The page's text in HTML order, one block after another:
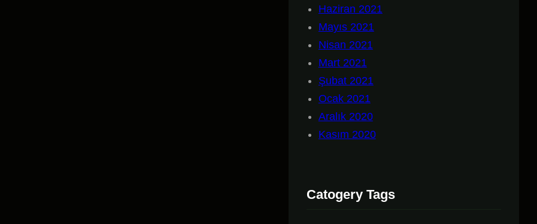
Haziran 2021
Mayıs 2021
Nisan 2021
Mart 2021
Şubat 2021
Ocak 2021
Aralık 2020
Kasım 2020
Catogery Tags